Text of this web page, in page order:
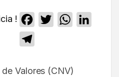
! Facebook
TwitterWhatsApp
Valores (CNV)